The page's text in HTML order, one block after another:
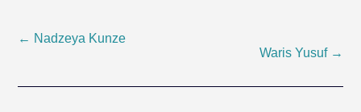
Post
← Nadzeya Kunze
Waris Yusuf →